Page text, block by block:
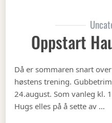
Oppstart
Då er sommaren snart
høstens trening.
24.august. Som vanleg kl.
Hugs elles på å sette av …